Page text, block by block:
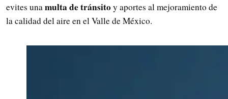
evites unamulta de tránsitoy aportes al mejoramiento de
la calidad del aire en el Valle de México.